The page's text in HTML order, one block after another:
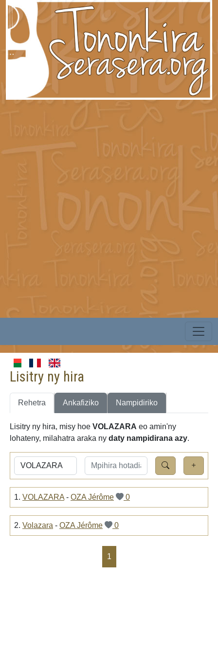
Lisitry ny hira
Rehetra Ankafiziko Nampidiriko
Lisitry ny hira, misy hoe VOLAZARA eo amin'ny
lohateny, milahatra araka ny daty nampidirana azy.
1. VOLAZARA - OZA Jérôme 0
2. Volazara - OZA Jérôme 0
1